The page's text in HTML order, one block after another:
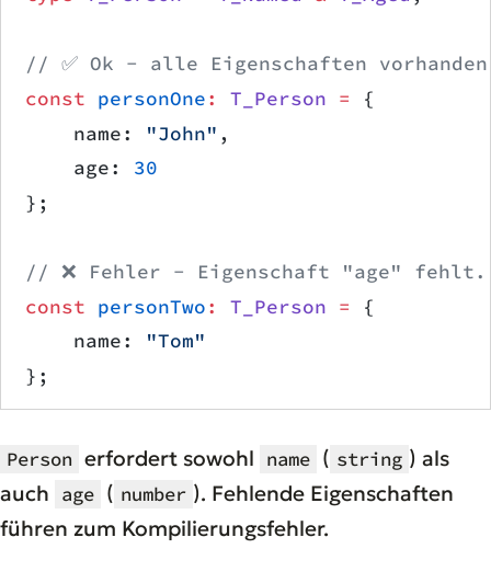
// ✅ Ok - alle Eigenschaften vorhanden
const personOne: T_Person = {
    name:
"John" ,
    age:
30
};
// ❌ Fehler - Eigenschaft "age" fehlt.
const personTwo: T_Person = {
    name:
"Tom"
};
Person erfordert sowohl name ( string ) als
auch age ( number ). Fehlende Eigenschaften
führen zum Kompilierungsfehler.